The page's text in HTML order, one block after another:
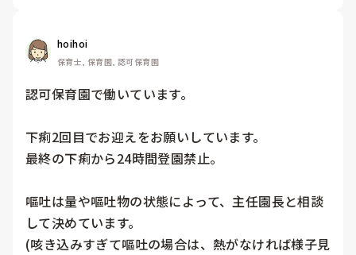
hoihoi
保育士, 保育園, 認可保育園
認可保育園で働いています。
下痢2回目でお迎えをお願いしています。
最終の下痢から24時間登園禁止。
嘔吐は量や嘔吐物の状態によって、主任園長と相談
して決めています。
(咳き込みすぎて嘔吐の場合は、熱がなければ様子見